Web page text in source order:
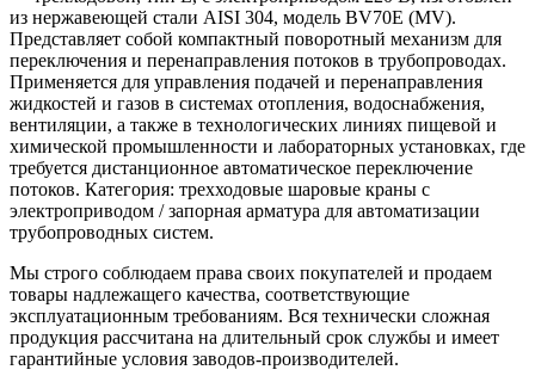
из нержавеющей стали AISI 304, модель BV70E (MV).
Представляет собой компактный поворотный механизм для
переключения и перенаправления потоков в трубопроводах.
Применяется для управления подачей и перенаправления
жидкостей и газов в системах отопления, водоснабжения,
вентиляции, а также в технологических линиях пищевой и
химической промышленности и лабораторных установках, где
требуется дистанционное автоматическое переключение
потоков. Категория: трехходовые шаровые краны с
электроприводом / запорная арматура для автоматизации
трубопроводных систем.
Мы строго соблюдаем права своих покупателей и продаем
товары надлежащего качества, соответствующие
эксплуатационным требованиям. Вся технически сложная
продукция рассчитана на длительный срок службы и имеет
гарантийные условия заводов-производителей.